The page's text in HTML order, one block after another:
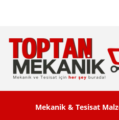
Mekanik & Tesisat